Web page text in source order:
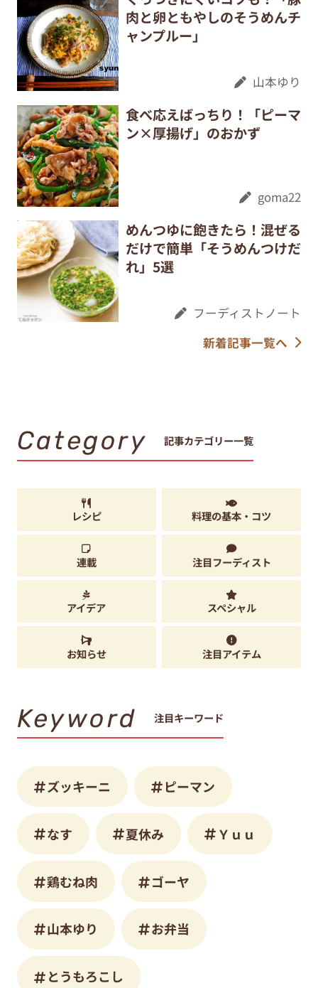
肉と卵ともやしのそうめんチ
ャンプルー」
山本ゆり
食べ応えばっちり！「ピーマ
ン×厚揚げ」のおかず
goma22
めんつゆに飽きたら！混ぜる
だけで簡単「そうめんつけだ
れ」5選
フーディストノート
新着記事一覧へ
Category 記事カテゴリー一覧
レシピ 料理の基本・コツ
連載 注目フーディスト
アイデア スペシャル
お知らせ 注目アイテム
Keyword 注目キーワード
ズッキーニ ピーマン
なす 夏休み Ｙｕｕ
鶏むね肉 ゴーヤ
山本ゆり お弁当
とうもろこし